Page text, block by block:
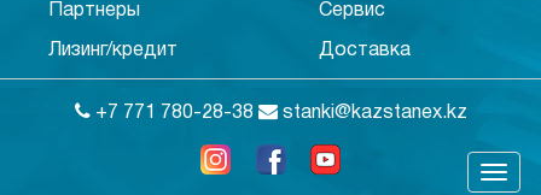
Партнеры Сервис
Лизинг/кредит Доставка
+7 771 780-28-38 stanki@kazstanex.kz